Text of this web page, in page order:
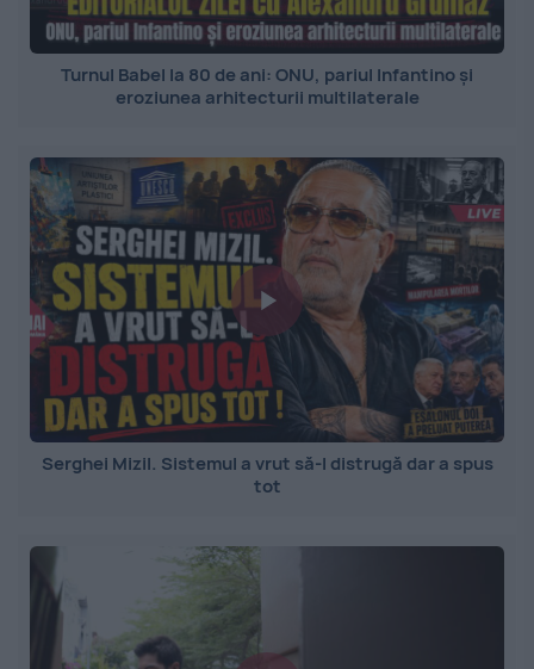
Turnul Babel la 80 de ani: ONU, pariul Infantino și
eroziunea arhitecturii multilaterale
Serghei Mizil. Sistemul a vrut să-l distrugă dar a spus
tot